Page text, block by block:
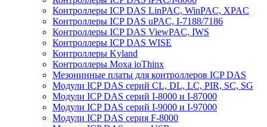
Контроллеры ICP DAS LinPAC, WinPAC, XPAC
Контроллеры ICP DAS uPAC, I-7188/7186
Контроллеры ICP DAS ViewPAC, IWS
Контроллеры ICP DAS WISE
Контроллеры Kyland
Контроллеры Moxa ioThinx
Мезонинные платы для контроллеров ICP DAS
Модули ICP DAS серий CL, DL, LC, PIR, SC, SG
Модули ICP DAS серий I-8000 и I-87000
Модули ICP DAS серий I-9000 и I-97000
Модули ICP DAS серия F-8000